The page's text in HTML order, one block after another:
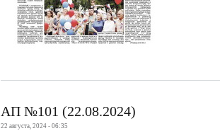
АП №101 (22.08.2024)
22 августа, 2024 - 06:35